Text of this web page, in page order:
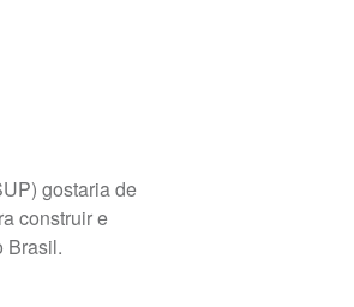
gostaria de
construir e
Brasil.